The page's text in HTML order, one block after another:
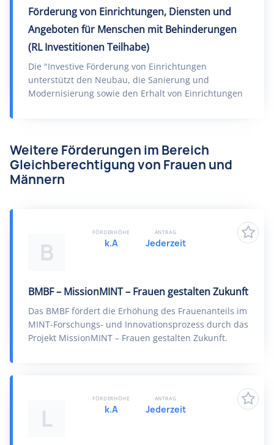
Förderung von Einrichtungen, Diensten und
Angeboten für Menschen mit Behinderungen
(RL Investitionen Teilhabe)
Die "Investive Förderung von Einrichtungen
unterstützt den Neubau, die Sanierung und
Modernisierung sowie den Erhalt von Einrichtungen
Weitere Förderungen im Bereich
Gleichberechtigung von Frauen und
Männern
B
BMBF – MissionMINT – Frauen gestalten Zukunft
Das BMBF fördert die Erhöhung des Frauenanteils im
MINT-Forschungs- und Innovationsprozess durch das
Projekt MissionMINT – Frauen gestalten Zukunft.
FÖRDERHÖHE
k.A
ANTRAG
Jederzeit
L
FÖRDERHÖHE
k.A
ANTRAG
Jederzeit